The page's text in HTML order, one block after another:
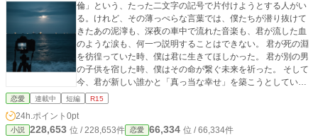
倫」という、たった二文字の記号で片付けようとする人がい
る。けれど、その薄っぺらな言葉では、僕たちが潜り抜けて
きたあの泥濘も、深夜の車中で流れた音楽も、君が流した血
のような涙も、何一つ説明することはできない。 君が死の淵
を彷徨っていた時、僕は君に生きてほしかった。 君が別の男
の子供を宿した時、僕はその命が繋ぐ未来を祈った。 そして
今、君が新しい誰かと「真っ当な幸せ」を築こうとしてい
る。 「愛している」という言葉を贈るには、僕たちの間には
僕の人生のすべてを、君への答えにしようと思う。 君が困っ
た時に差し出す手。君の子供を抱く腕。君の新しい生活を支
恋愛 連載中 短編 R15
24h.ポイント 0pt
小説 228,653 位 / 228,653件 恋愛 66,334 位 / 66,334件